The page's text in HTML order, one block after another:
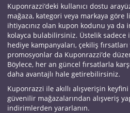
Kuponrazzi’deki kullanıcı dostu
mağaza, kategori veya markaya göre
ihtiyacınız olan kupon kodunu ya da
kolayca bulabilirsiniz. Üstelik sadece
hediye kampanyaları, çekiliş
promosyonlar da Kuponrazzi’de
Böylece, her an güncel fırsatlarla
daha avantajlı hale getirebilirsiniz.
Kuponrazzi ile akıllı alışverişin keyfini
güvenilir mağazalarından alışveriş
indirimlerden yararlanın.